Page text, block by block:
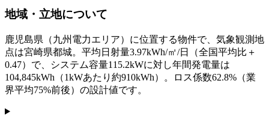
地域・立地について
鹿児島県（九州電力エリア）に位置する物件で、気象観測地
点は宮崎県都城。平均日射量3.97kWh/㎡/日（全国平均比＋
0.47）で、システム容量115.2kWに対し年間発電量は
104,845kWh（1kWあたり約910kWh）。ロス係数62.8%（業
界平均75%前後）の設計値です。